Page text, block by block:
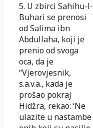
5. U zbirci Sahihu-l-
Buhari se prenosi
od Salima ibn
Abdullaha, koji je
prenio od svoga
oca, da je
“Vjerovjesnik,
s.a.v.a., kada je
prošao pokraj
Hidžra, rekao: ‘Ne
ulazite u nastambe